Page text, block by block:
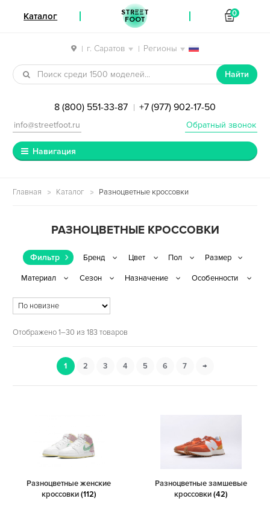
| г. Саратов | Регионы
Перейти к навигации
Перейти к содержимому
Найти
8 (800) 551-33-87 | +7 (977) 902-17-50
Обратный звонок
info@streetfoot.ru
Навигация
Главная Каталог Разноцветные кроссовки
РАЗНОЦВЕТНЫЕ КРОССОВКИ
Фильтр
Отображено 1–30 из 183 товаров
1 2 3 4 5 6 7 →
Разноцветные женские
кроссовки(112)
Разноцветные замшевые
кроссовки(42)
Каталог STREET
FOOT
0